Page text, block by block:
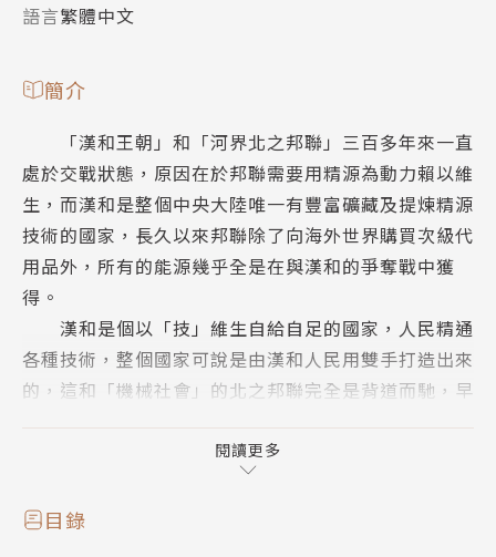
語言繁體中文
簡介
「漢和王朝」和「河界北之邦聯」三百多年來一直
處於交戰狀態，原因在於邦聯需要用精源為動力賴以維
生，而漢和是整個中央大陸唯一有豐富礦藏及提煉精源
技術的國家，長久以來邦聯除了向海外世界購買次級代
用品外，所有的能源幾乎全是在與漢和的爭奪戰中獲
得。
漢和是個以「技」維生自給自足的國家，人民精通
各種技術，整個國家可說是由漢和人民用雙手打造出來
的，這和「機械社會」的北之邦聯完全是背道而馳，早
足以和北之邦聯相抗衡，可是近幾年來邦聯的機械武器
愈趨進步，已嚴重威脅到漢和的生存條件。
回到漢和的曜因保護精源有功升任為葛士，但為了
閱讀更多
目錄